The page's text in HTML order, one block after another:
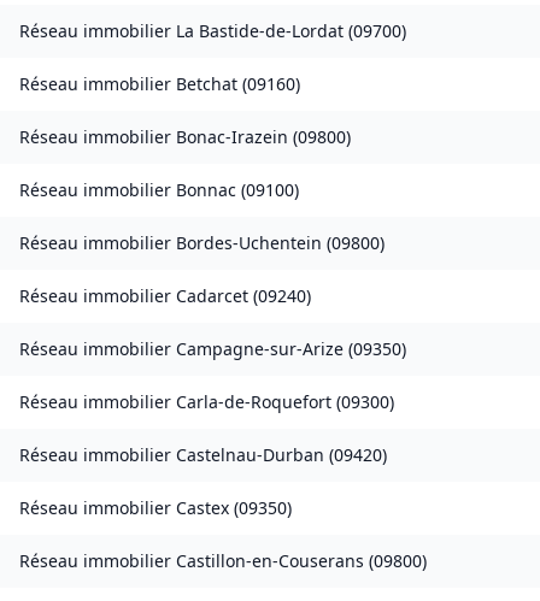
Réseau immobilier La Bastide-de-Lordat (09700)
Réseau immobilier Betchat (09160)
Réseau immobilier Bonac-Irazein (09800)
Réseau immobilier Bonnac (09100)
Réseau immobilier Bordes-Uchentein (09800)
Réseau immobilier Cadarcet (09240)
Réseau immobilier Campagne-sur-Arize (09350)
Réseau immobilier Carla-de-Roquefort (09300)
Réseau immobilier Castelnau-Durban (09420)
Réseau immobilier Castex (09350)
Réseau immobilier Castillon-en-Couserans (09800)